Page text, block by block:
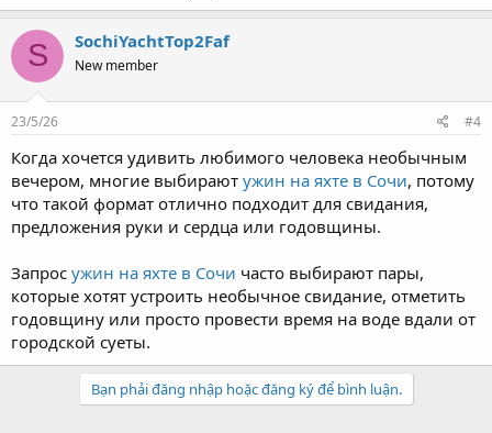
S SochiYachtTop2Faf
New member
23/5/26 #4
Когда хочется удивить любимого человека необычным
вечером, многие выбирают ужин на яхте в Сочи, потому
что такой формат отлично подходит для свидания,
предложения руки и сердца или годовщины.
Запрос ужин на яхте в Сочи часто выбирают пары,
которые хотят устроить необычное свидание, отметить
годовщину или просто провести время на воде вдали от
городской суеты.
Bạn phải đăng nhập hoặc đăng ký để bình luận.